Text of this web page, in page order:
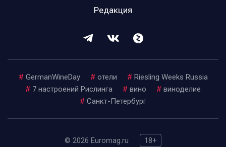
Редакция
# GermanWineDay # отели # Riesling Weeks Russia
# 7 настроений Рислинга # вино # виноделие
# Санкт-Петербург
© 2026 Euromag.ru
18+